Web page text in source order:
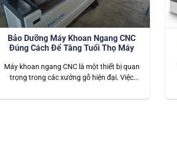
Bảo Dưỡng Máy Khoan Ngang CNC
Đúng Cách Để Tăng Tuổi Thọ Máy
Máy khoan ngang CNC là một thiết bị quan
trọng trong các xưởng gỗ hiện đại. Việc
hoạt động ổn định mà còn kéo dài tuổi thọ